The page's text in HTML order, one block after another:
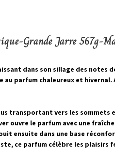
Jarre
567g
Grande Jarre 567g-
dans son sillage des notes
au parfum chaleureux et
transportant vers les sommets
ouvre le parfum avec une
ensuite dans une base
ce parfum célèbre les plaisirs